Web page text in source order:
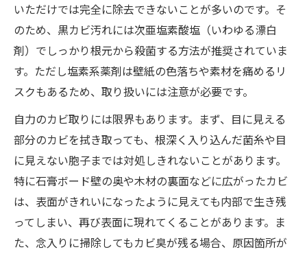
いただけでは完全に除去できないことが多いのです。そ
のため、黒カビ汚れには次亜塩素酸塩（いわゆる漂白
剤）でしっかり根元から殺菌する方法が推奨されていま
す。ただし塩素系薬剤は壁紙の色落ちや素材を痛めるリ
スクもあるため、取り扱いには注意が必要です。
自力のカビ取りには限界もあります。まず、目に見える
部分のカビを拭き取っても、根深く入り込んだ菌糸や目
に見えない胞子までは対処しきれないことがあります。
特に石膏ボード壁の奥や木材の裏面などに広がったカビ
は、表面がきれいになったように見えても内部で生き残
ってしまい、再び表面に現れてくることがあります。ま
た、念入りに掃除してもカビ臭が残る場合、原因箇所が